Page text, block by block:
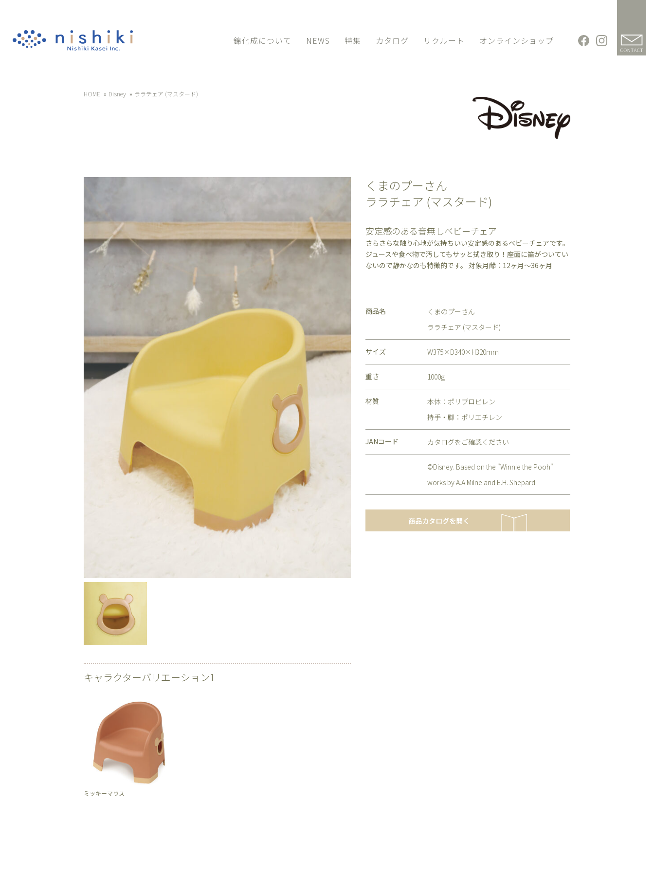
錦化成について NEWS 特集 カタログ リクルート オンラインショップ
HOME Disney ララチェア (マスタード)
くまのプーさん
ララチェア (マスタード)
安定感のある音無しベビーチェア
さらさらな触り心地が気持ちいい安定感のあるベビーチェアです。
ジュースや食べ物で汚してもサッと拭き取り！座面に笛がついてい
ないので静かなのも特徴的です。 対象月齢：12ヶ月～36ヶ月
商品名
くまのプーさん
ララチェア (マスタード)
サイズ W375×D340×H320mm
重さ 1000g
材質
本体：ポリプロピレン
持手・脚：ポリエチレン
JANコード カタログをご確認ください
©Disney. Based on the "Winnie the Pooh"
works by A.A.Milne and E.H. Shepard.
キャラクターバリエーション1
ミッキーマウス